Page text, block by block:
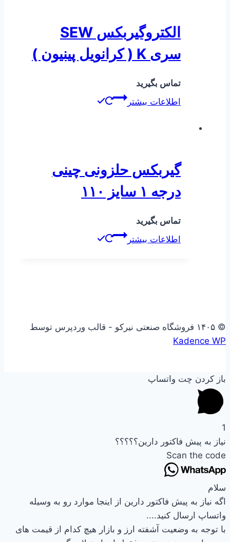
الکتروگیربکس SEW
سری K ( کرانویل پینیون )
تماس بگیرید
اطلاعات بیشتر
گیربکس حلزونی چینی
درجه ۱ سایز ۱۱۰
تماس بگیرید
اطلاعات بیشتر
© ۱۴۰۵ فروشگاه صنعتی نیرکو - قالب وردپرس توسط
Kadence WP
باز کردن چت واتساپ
1
نیاز به پیش فاکتور دارین؟؟؟؟؟
Scan the code
سلام
اگه نیاز به پیش فاکتور دارین از اینجا موارد رو به وسیله
واتساپ ارسال کنید....
با توجه به وضعیت آشفته ارز و بازار هیچ کدام از قیمت های